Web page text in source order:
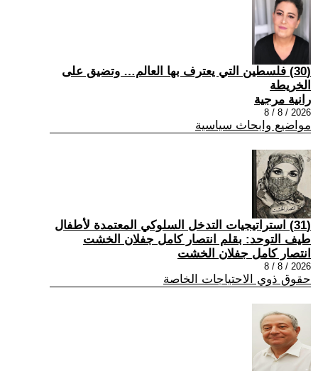
(30) فلسطين التي يعترف بها العالم… وتضيق على
الخريطة
رانية مرجية
2026 / 8 / 8
مواضيع وابحاث سياسية
(31) استراتيجيات التدخل السلوكي المعتمدة لأطفال
طيف التوحد: بقلم انتصار كامل جفلان الخشت
انتصار كامل جفلان الخشت
2026 / 8 / 8
حقوق ذوي الاحتياجات الخاصة